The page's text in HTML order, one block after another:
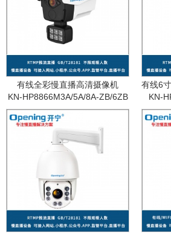
有线全彩慢直播高清摄像机
KN-HP8866M3A/5A/8A-ZB/6ZB
有线6
KN-